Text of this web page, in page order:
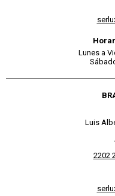
Lunes a
Luis
2202